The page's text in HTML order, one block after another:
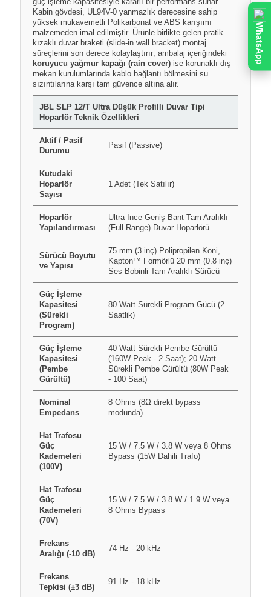
Kabin gövdesi, UL94V-0 yanmazlık derecesine sahip
yüksek mukavemetli Polikarbonat ve ABS karışımı
malzemeden imal edilmiştir. Ürünle birlikte gelen pratik
kızaklı duvar braketi (slide-in wall bracket) montaj
süreçlerini son derece kolaylaştırır; ambalaj içeriğindeki
koruyucu yağmur kapağı (rain cover) ise korunaklı dış
mekan kurulumlarında kablo bağlantı bölmesini su
sızıntılarına karşı tam güvence altına alır.
JBL SLP 12/T Ultra Düşük Profilli Duvar Tipi
Hoparlör Teknik Özellikleri
Aktif / Pasif
Durumu
Pasif (Passive)
Kutudaki
Hoparlör
Sayısı
1 Adet (Tek Satılır)
Hoparlör
Yapılandırması
Ultra İnce Geniş Bant Tam Aralıklı
(Full-Range) Duvar Hoparlörü
Sürücü Boyutu
ve Yapısı
75 mm (3 inç) Polipropilen Koni,
Kapton™ Formörlü 20 mm (0.8 inç)
Ses Bobinli Tam Aralıklı Sürücü
Güç İşleme
Kapasitesi
(Sürekli
Program)
80 Watt Sürekli Program Gücü (2
Saatlik)
Güç İşleme
Kapasitesi
(Pembe
Gürültü)
40 Watt Sürekli Pembe Gürültü
(160W Peak - 2 Saat); 20 Watt
Sürekli Pembe Gürültü (80W Peak
- 100 Saat)
Nominal
Empedans
8 Ohms (8Ω direkt bypass
modunda)
Hat Trafosu
Güç
Kademeleri
(100V)
15 W / 7.5 W / 3.8 W veya 8 Ohms
Bypass (15W Dahili Trafo)
Hat Trafosu
Güç
Kademeleri
(70V)
15 W / 7.5 W / 3.8 W / 1.9 W veya
8 Ohms Bypass
Frekans
Aralığı (-10 dB)
74 Hz - 20 kHz
Frekans
Tepkisi (±3 dB)
91 Hz - 18 kHz
WhatsApp